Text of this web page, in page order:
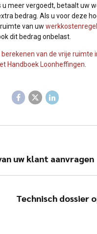
u meer vergoedt, betaalt uw
bedrag. Als u voor deze
van uw
dit bedrag onbelast.
berekenen van de vrije ruimte
Handboek Loonheffingen.
uw klant aanvragen
Technisch dossier